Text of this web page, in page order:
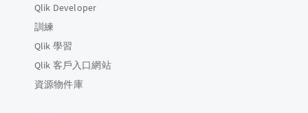
Qlik Developer
訓練
Qlik 學習
Qlik 客戶入口網站
資源物件庫